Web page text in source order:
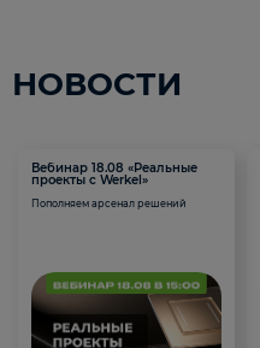
НОВОСТИ
Вебинар 18.08 «Реальные
проекты с Werkel»
Пополняем арсенал решений